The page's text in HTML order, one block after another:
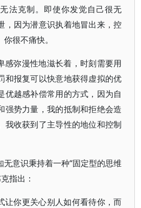
法克制。即使你发觉自己很无
，因为潜意识执着地冒出来，控
很不痛快。
感弥漫性地滋长着，时刻需要用
和报复可以快意地获得虚拟的优
优越感补偿常用的方式，因为自
强势力量，我的抵制和拒绝会造
我收获到了主导性的地位和控制
无意识秉持着一种“固定型的思维
指出：
让你更关心别人如何看待你，而